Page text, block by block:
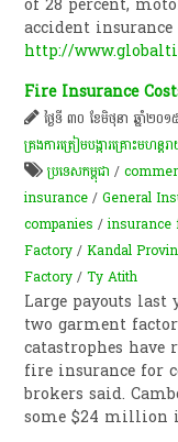
accident
http://
Fire Insurance
ថ្ងៃទី ៣០ ខែមិថុនា ឆ្នាំ២០១៥
គ្រងការត្រៀមបង្ការគ្រោះមហន្ត
ប្រទេសកម្ពុជា /
insurance /General
companies /
Factory /Kandal
Factory /Ty Atith
Large payouts last
two garment
catastrophes
fire insurance for
brokers said.
some $24